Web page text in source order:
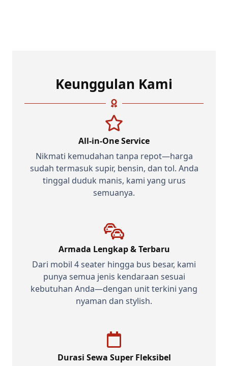
Keunggulan Kami
All-in-One Service
Nikmati kemudahan tanpa repot—harga
sudah termasuk supir, bensin, dan tol. Anda
tinggal duduk manis, kami yang urus
semuanya.
Armada Lengkap & Terbaru
Dari mobil 4 seater hingga bus besar, kami
punya semua jenis kendaraan sesuai
kebutuhan Anda—dengan unit terkini yang
nyaman dan stylish.
Durasi Sewa Super Fleksibel